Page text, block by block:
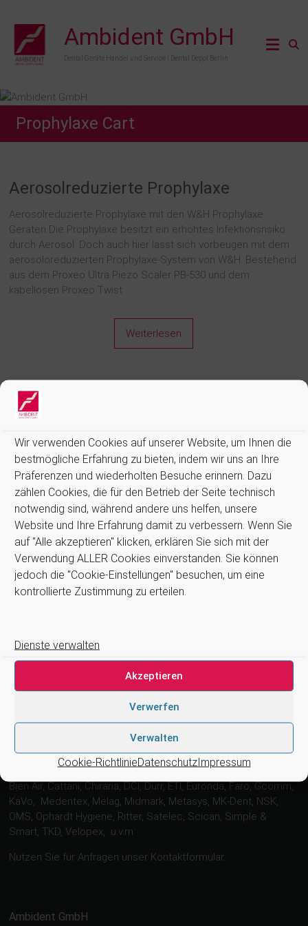
Wir verwenden Cookies auf unserer Website, um Ihnen die
bestmögliche Erfahrung zu bieten, indem wir uns an Ihre
Präferenzen und wiederholten Besuche erinnern. Dazu
zählen Cookies, die für den Betrieb der Seite technisch
notwendig sind, während andere uns helfen, unsere
Website und Ihre Erfahrung damit zu verbessern. Wenn Sie
auf "Alle akzeptieren" klicken, erklären Sie sich mit der
Verwendung ALLER Cookies einverstanden. Sie können
jedoch die "Cookie-Einstellungen" besuchen, um eine
kontrollierte Zustimmung zu erteilen.
Dienste verwalten
Akzeptieren
Verwerfen
Verwalten
Cookie-RichtlinieDatenschutzImpressum
Inhalt
springen
Ambident GmbH
Dental Geräte Handel und Service | Dental Depot Berlin
Prophylaxe Cart
Aerosolreduzierte Prophylaxe
Aerosolreduzierte Prophylaxe mit den W&H Prophylaxe
Geräten Die Prophylaxe besitzt ein erhöhtes Infektionsrisiko
durch Aerosol. Doch auch hier lässt sich vorbeugen mit dem
aerosoloreduzierten Prophylaxe-System von W&H. Bestehend
aus dem Proxeo Ultra Piezo Scaler PB-530 und dem
kabellosen Proxeo Twist
Weiterlesen
Allgemeine Geschäftsbedingungen (AGB)
Datenschutz
Impressum
Kontakt
Newsletter
Zahlung und Versand
Stellenangebote
Cookie-Richtlinie (EU)
Wir arbeiten zusammen mit …
4tek, Acteon, Ancar, A-dec, Adenysy, Alpro, Astra, Belmont,
Bien Air, Cattani, Chirana, DCI, Dürr, ETI, Euronda, Faro, Gcomm,
KaVo, Medentex, Melag, Midmark, Metasys, MK-Dent, NSK,
OMS, Ophardt Hygiene, Ritter, Satelec, Scican, Simple &
Smart, TKD, Velopex, u.v.m
Nutzen Sie für Anfragen unser Kontaktformular.
Ambident GmbH